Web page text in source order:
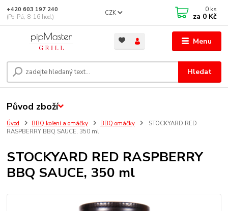
Menu
CZK
Hledat
+420 603 197 240
(Po-Pá, 8-16 hod.)
0 ks
za 0 Kč
Úvod BBQ koření a omáčky BBQ omáčky
STOCKYARD RED
RASPBERRY BBQ SAUCE, 350 ml
STOCKYARD RED RASPBERRY
BBQ SAUCE, 350 ml
Původ zboží